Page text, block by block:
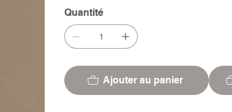
Quantité
Ajouter au panier